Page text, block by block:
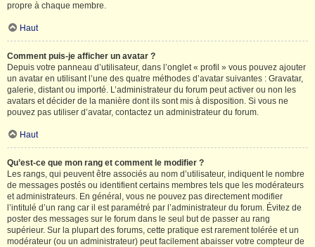
propre à chaque membre.
Haut
Comment puis-je afficher un avatar ?
Depuis votre panneau d’utilisateur, dans l’onglet « profil » vous pouvez ajouter
un avatar en utilisant l’une des quatre méthodes d’avatar suivantes : Gravatar,
galerie, distant ou importé. L’administrateur du forum peut activer ou non les
avatars et décider de la manière dont ils sont mis à disposition. Si vous ne
pouvez pas utiliser d’avatar, contactez un administrateur du forum.
Haut
Qu’est-ce que mon rang et comment le modifier ?
Les rangs, qui peuvent être associés au nom d’utilisateur, indiquent le nombre
de messages postés ou identifient certains membres tels que les modérateurs
et administrateurs. En général, vous ne pouvez pas directement modifier
l’intitulé d’un rang car il est paramétré par l’administrateur du forum. Évitez de
poster des messages sur le forum dans le seul but de passer au rang
supérieur. Sur la plupart des forums, cette pratique est rarement tolérée et un
modérateur (ou un administrateur) peut facilement abaisser votre compteur de